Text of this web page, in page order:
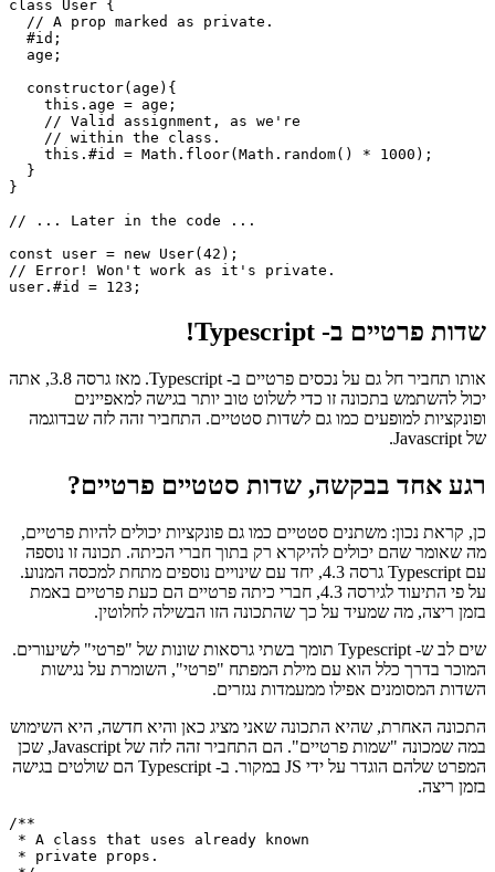
השינויים המוצעים במפרט הם פשוטים באמת ומשנים מעט את התחביר.
class User {
  // A prop marked as private.
  #id;
  age;
  constructor(age){
    this.age = age;
    // within the class.
  }
}
const user = new User(42);
// Error! Won't work as it's private.
שדות פרטיים ב- Typescript!
יכול להשתמש בתכונה זו כדי לשלוט טוב יותר בגישה למאפיינים
ופונקציות למופעים כמו גם לשדות סטטיים. התחביר זהה לזה שבדוגמה
רגע אחד בבקשה, שדות סטטיים פרטיים?
כן, קראת נכון: משתנים סטטיים כמו גם פונקציות יכולים להיות פרטיים,
עם Typescript גרסה 4.3, יחד עם שינויים נוספים מתחת למכסה המנוע.
על פי התיעוד לגירסה 4.3, חברי כיתה פרטיים הם כעת פרטיים באמת
בזמן ריצה, מה שמעיד על כך שהתכונה הזו הבשילה לחלוטין.
שים לב ש- Typescript תומך בשתי גרסאות שונות של "פרטי" לשיעורים.
המוכר בדרך כלל הוא עם מילת המפתח "פרטי", השומרת על נגישות
השדות המסומנים אפילו ממעמדות נגזרים.
במה שמכונה "שמות פרטיים". הם התחביר זהה לזה של Javascript, שכן
המפרט שלהם הוגדר על ידי JS במקור. ב- Typescript הם שולטים בגישה